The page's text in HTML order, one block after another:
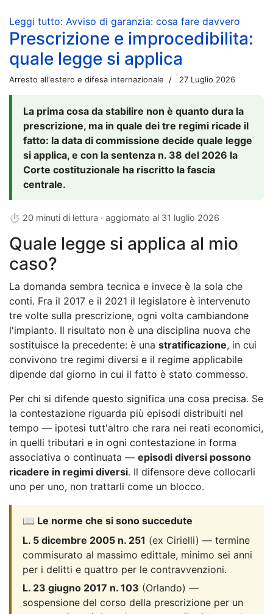
Leggi tutto: Avviso di garanzia: cosa fare davvero
Prescrizione e improcedibilita:
quale legge si applica
Arresto all'estero e difesa internazionale 27 Luglio 2026
La prima cosa da stabilire non è quanto dura la
prescrizione, ma in quale dei tre regimi ricade il
fatto: la data di commissione decide quale legge
si applica, e con la sentenza n. 38 del 2026 la
Corte costituzionale ha riscritto la fascia
centrale.
⏱ 20 minuti di lettura · aggiornato al 31 luglio 2026
Quale legge si applica al mio
caso?
La domanda sembra tecnica e invece è la sola che
conti. Fra il 2017 e il 2021 il legislatore è intervenuto
tre volte sulla prescrizione, ogni volta cambiandone
l'impianto. Il risultato non è una disciplina nuova che
sostituisce la precedente: è una stratificazione, in cui
convivono tre regimi diversi e il regime applicabile
dipende dal giorno in cui il fatto è stato commesso.
Per chi si difende questo significa una cosa precisa. Se
la contestazione riguarda più episodi distribuiti nel
tempo — ipotesi tutt'altro che rara nei reati economici,
in quelli tributari e in ogni contestazione in forma
associativa o continuata — episodi diversi possono
ricadere in regimi diversi. Il difensore deve collocarli
uno per uno, non trattarli come un blocco.
📖 Le norme che si sono succedute
L. 5 dicembre 2005 n. 251 (ex Cirielli) — termine
commisurato al massimo edittale, minimo sei anni
per i delitti e quattro per le contravvenzioni.
L. 23 giugno 2017 n. 103 (Orlando) —
sospensione del corso della prescrizione per un